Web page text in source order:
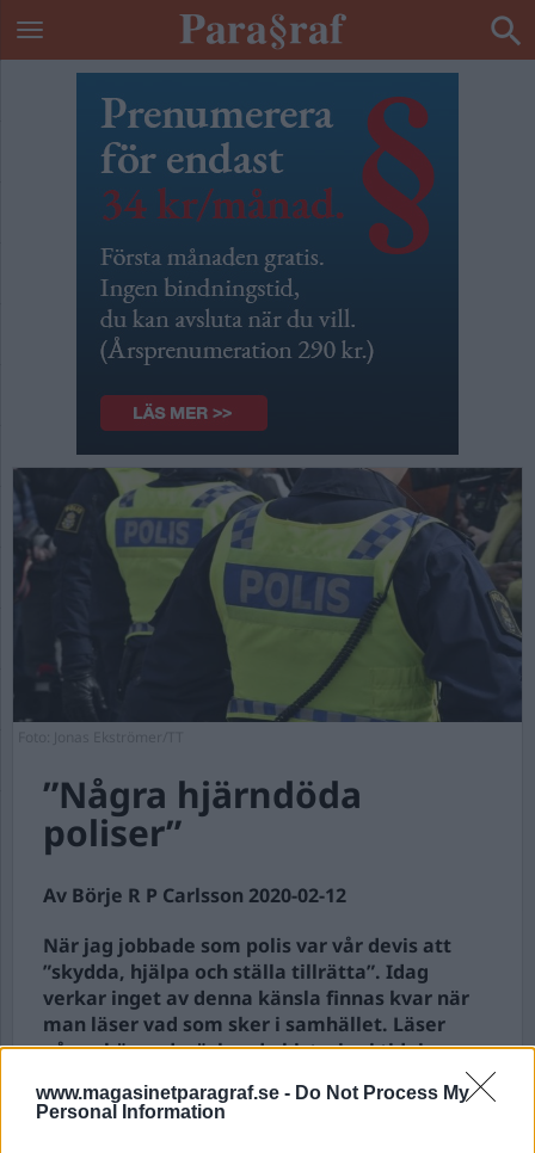
www.magasinetparagraf.se - Do Not Process My
Personal Information
”Några hjärndöda
poliser”
Av Börje R P Carlsson 2020-02-12
När jag jobbade som polis var vår devis att
”skydda, hjälpa och ställa tillrätta”. Idag
verkar inget av denna känsla finnas kvar när
man läser vad som sker i samhället. Läser
några häpnadsväckande historier i tidningarna
efterlevande i allt större utsträckning får ta